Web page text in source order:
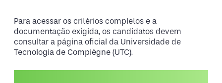
Para acessar os critérios completos e a
documentação exigida, os candidatos devem
consultar a página oficial da Universidade de
Tecnologia de Compiègne (UTC).